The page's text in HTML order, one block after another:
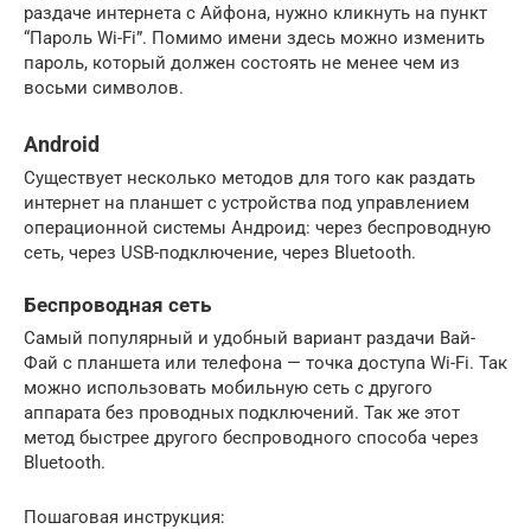
раздаче интернета с Айфона, нужно кликнуть на пункт
“Пароль Wi-Fi”. Помимо имени здесь можно изменить
пароль, который должен состоять не менее чем из
восьми символов.
Android
Существует несколько методов для того как раздать
интернет на планшет с устройства под управлением
операционной системы Андроид: через беспроводную
сеть, через USB-подключение, через Bluetooth.
Беспроводная сеть
Самый популярный и удобный вариант раздачи Вай-
Фай с планшета или телефона — точка доступа Wi-Fi. Так
можно использовать мобильную сеть с другого
аппарата без проводных подключений. Так же этот
метод быстрее другого беспроводного способа через
Bluetooth.
Пошаговая инструкция: